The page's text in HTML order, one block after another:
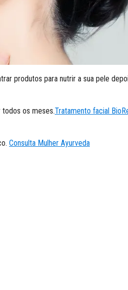
produtos para nutrir a sua pele
os meses.Tratamento facial
Consulta Mulher Ayurveda